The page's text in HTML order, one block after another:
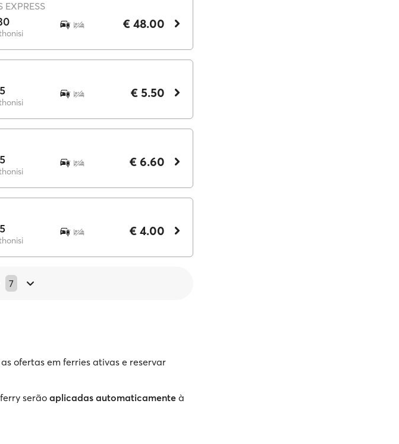
EXPRESS
€ 48.00
€ 5.50
€ 6.60
€ 4.00
7
ofertas em ferries ativas e reservar
serão aplicadas automaticamente à